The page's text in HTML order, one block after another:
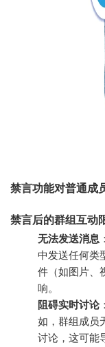
禁言功能对普通成
禁言后的群组互动
无法发送消息
中发送任何类
件（如图片、
响。
阻碍实时讨论
如，群组成员
讨论，这可能